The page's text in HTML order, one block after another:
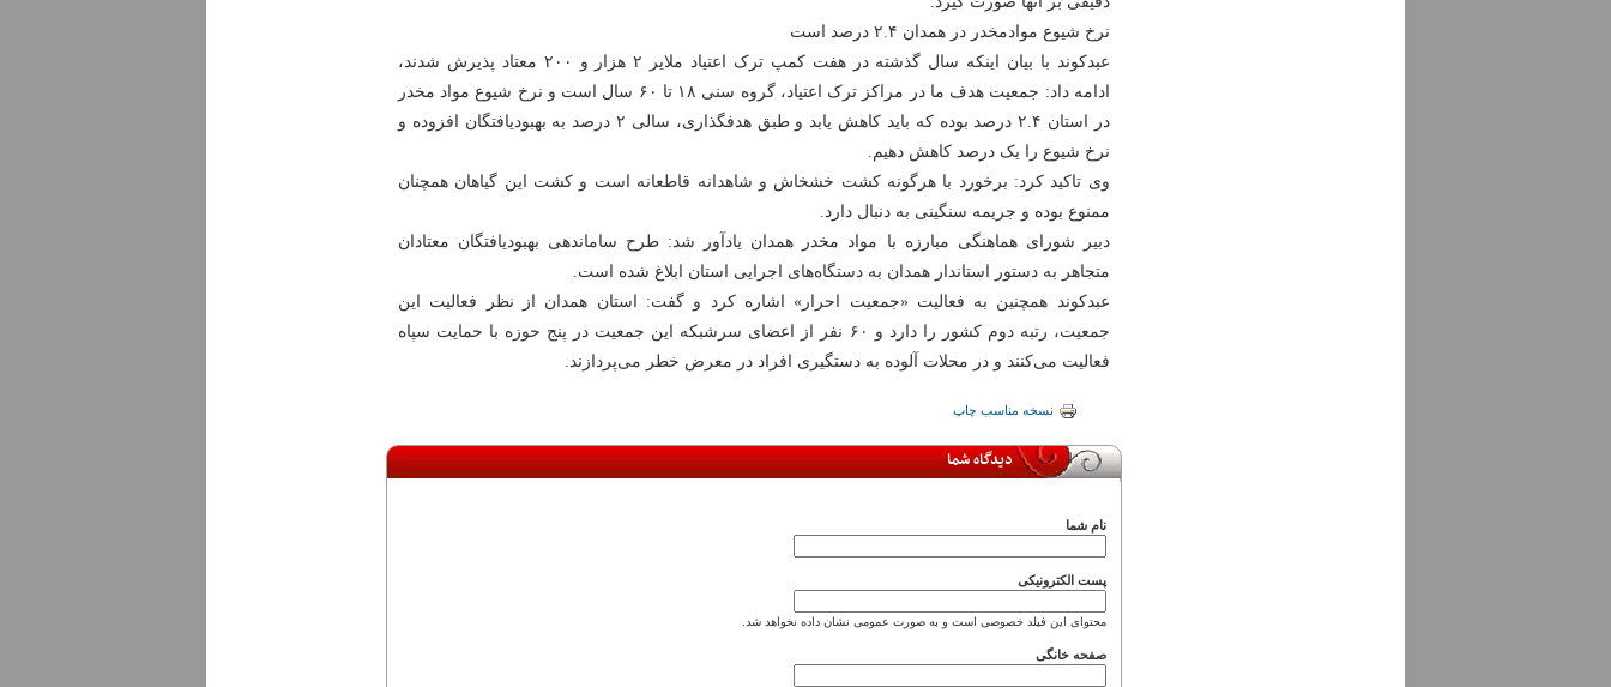
نرخ شیوع موادمخدر در همدان ۲.۴ درصد است
عبدکوند با بیان اینکه سال گذشته در هفت کمپ ترک اعتیاد ملایر ۲ هزار و ۲۰۰ معتاد پذیرش شدند،
ادامه داد: جمعیت هدف ما در مراکز ترک اعتیاد، گروه سنی ۱۸ تا ۶۰ سال است و نرخ شیوع مواد مخدر
در استان ۲.۴ درصد بوده که باید کاهش یابد و طبق هدفگذاری، سالی ۲ درصد به بهبودیافتگان افزوده و
نرخ شیوع را یک درصد کاهش دهیم.
وی تاکید کرد: برخورد با هرگونه کشت خشخاش و شاهدانه قاطعانه است و کشت این گیاهان همچنان
ممنوع بوده و جریمه سنگینی به دنبال دارد.
دبیر شورای هماهنگی مبارزه با مواد مخدر همدان یادآور شد: طرح ساماندهی بهبودیافتگان معتادان
متجاهر به دستور استاندار همدان به دستگاه‌های اجرایی استان ابلاغ شده است.
عبدکوند همچنین به فعالیت «جمعیت احرار» اشاره کرد و گفت: استان همدان از نظر فعالیت این
جمعیت، رتبه دوم کشور را دارد و ۶۰ نفر از اعضای سرشبکه این جمعیت در پنج حوزه با حمایت سپاه
فعالیت می‌کنند و در محلات آلوده به دستگیری افراد در معرض خطر می‌پردازند.
نسخه مناسب چاپ
دیدگاه شما
نام شما
پست الکترونیکی
محتوای این فیلد خصوصی است و به صورت عمومی نشان داده نخواهد شد.
صفحه خانگی